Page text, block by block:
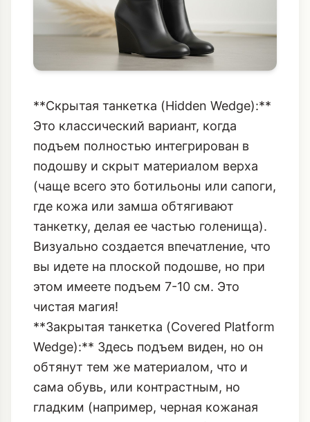
**Скрытая танкетка (Hidden Wedge):**
Это классический вариант, когда
подъем полностью интегрирован в
подошву и скрыт материалом верха
(чаще всего это ботильоны или сапоги,
где кожа или замша обтягивают
танкетку, делая ее частью голенища).
Визуально создается впечатление, что
вы идете на плоской подошве, но при
этом имеете подъем 7-10 см. Это
чистая магия!
**Закрытая танкетка (Covered Platform
Wedge):** Здесь подъем виден, но он